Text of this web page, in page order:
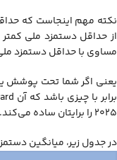
مساوی با حداقل دستمزد
۲۰۲۵ را برایتان ساده می‌کند.
در جدول زیر، میانگین